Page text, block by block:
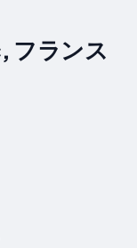
フランス